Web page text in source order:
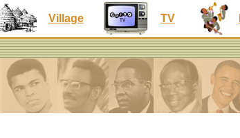
Village TV